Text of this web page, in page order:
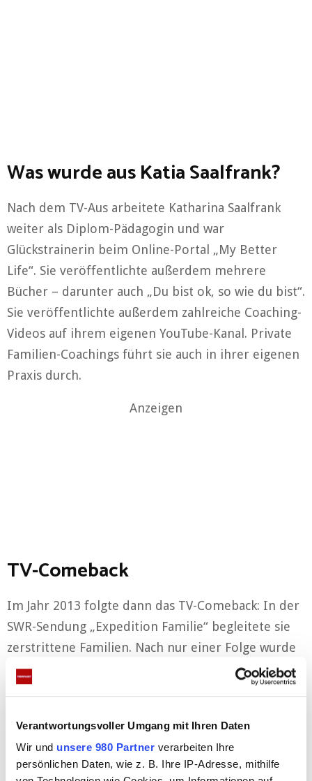
Verantwortungsvoller Umgang mit Ihren Daten
Wir und unsere 980 Partner verarbeiten Ihre
persönlichen Daten, wie z. B. Ihre IP-Adresse, mithilfe
Was wurde aus Katia Saalfrank?
Nach dem TV-Aus arbeitete Katharina Saalfrank
weiter als Diplom-Pädagogin und war
Glückstrainerin beim Online-Portal „My Better
Life“. Sie veröffentlichte außerdem mehrere
Bücher – darunter auch „Du bist ok, so wie du bist“.
Sie veröffentlichte außerdem zahlreiche Coaching-
Videos auf ihrem eigenen YouTube-Kanal. Private
Familien-Coachings führt sie auch in ihrer eigenen
Praxis durch.
Anzeigen
TV-Comeback
Im Jahr 2013 folgte dann das TV-Comeback: In der
SWR-Sendung „Expedition Familie“ begleitete sie
zerstrittene Familien. Nach nur einer Folge wurde
das Format jedoch wieder eingestellt. Im Jahr 2018
hatte sie in dem Sat.1-Format „Jetzt helfen wir
nächsten TV-Auftritt – bisher lief nur eine Staffel
mit zehn Folgen im TV.